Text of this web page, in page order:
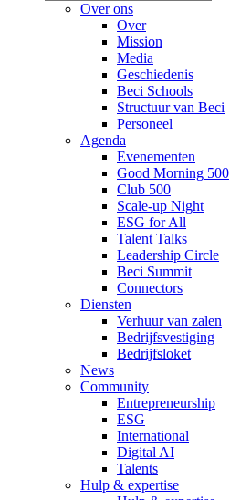
Over ons
Over
Mission
Media
Geschiedenis
Beci Schools
Structuur van Beci
Personeel
Agenda
Evenementen
Good Morning 500
Club 500
Scale-up Night
ESG for All
Talent Talks
Leadership Circle
Beci Summit
Connectors
Diensten
Verhuur van zalen
Bedrijfsvestiging
Bedrijfsloket
News
Community
Entrepreneurship
ESG
International
Digital AI
Talents
Hulp & expertise